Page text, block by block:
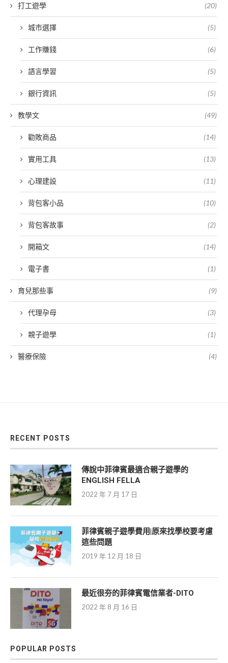
打工遊學 (20)
城市選擇 (5)
工作賺錢 (6)
語言學習 (5)
銀行資訊 (5)
教學文 (49)
勸敗商品 (14)
實用工具 (13)
心理建設 (11)
背包客小品 (10)
背包客故事 (2)
開箱文 (14)
電子書 (1)
育兒那些事 (9)
代理孕母 (3)
親子遊學 (1)
醫療保險 (4)
RECENT POSTS
傳說中菲律賓最適合親子遊學的
ENGLISH FELLA
2022 年 7 月 17 日
菲律賓親子遊學費用|原來找學校要考慮
這些問題
2019 年 12 月 18 日
最近很夯的菲律賓電信業者-DITO
2022 年 8 月 16 日
POPULAR POSTS